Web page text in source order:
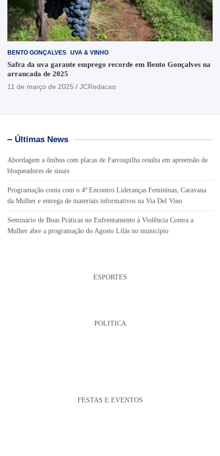
BENTO GONÇALVES UVA & VINHO
Safra da uva garante emprego recorde em Bento Gonçalves na
arrancada de 2025
11 de março de 2025
JCRedacao
Últimas News
Abordagem a ônibus com placas de Farroupilha resulta em apreensão de
bloqueadores de sinais
Programação conta com o 4º Encontro Lideranças Femininas, Caravana
da Mulher e entrega de materiais informativos na Via Del Vino
Seminário de Boas Práticas no Enfrentamento à Violência Contra a
Mulher abre a programação do Agosto Lilás no município
ESPORTES
POLITICA
FESTAS E EVENTOS